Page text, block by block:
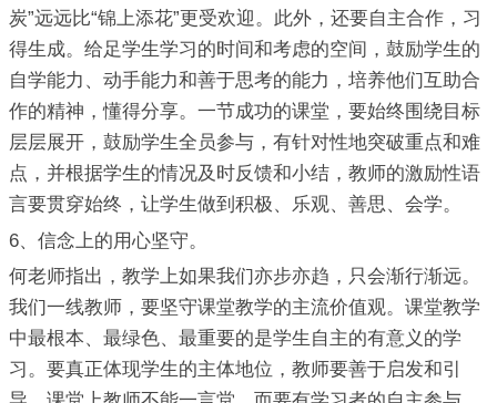
炭”远远比“锦上添花”更受欢迎。此外，还要自主合作，习
得生成。给足学生学习的时间和考虑的空间，鼓励学生的
自学能力、动手能力和善于思考的能力，培养他们互助合
作的精神，懂得分享。一节成功的课堂，要始终围绕目标
层层展开，鼓励学生全员参与，有针对性地突破重点和难
点，并根据学生的情况及时反馈和小结，教师的激励性语
言要贯穿始终，让学生做到积极、乐观、善思、会学。
6、信念上的用心坚守。
何老师指出，教学上如果我们亦步亦趋，只会渐行渐远。
我们一线教师，要坚守课堂教学的主流价值观。课堂教学
中最根本、最绿色、最重要的是学生自主的有意义的学
习。要真正体现学生的主体地位，教师要善于启发和引